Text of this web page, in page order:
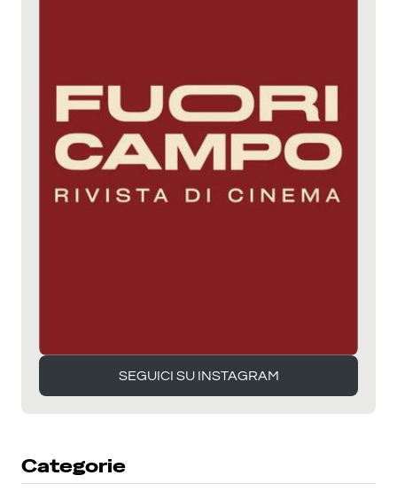
SEGUICI SU INSTAGRAM
SEGUICI SU INSTAGRAM
Categorie